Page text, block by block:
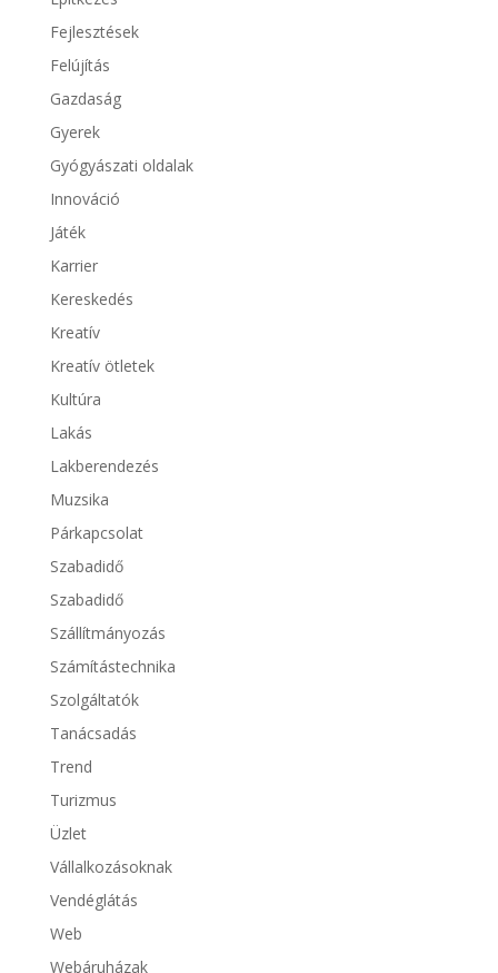
Fejlesztések
Felújítás
Gazdaság
Gyerek
Gyógyászati oldalak
Innováció
Játék
Karrier
Kereskedés
Kreatív
Kreatív ötletek
Kultúra
Lakás
Lakberendezés
Muzsika
Párkapcsolat
Szabadidő
Szabadidő
Szállítmányozás
Számítástechnika
Szolgáltatók
Tanácsadás
Trend
Turizmus
Üzlet
Vállalkozásoknak
Vendéglátás
Web
Webáruházak